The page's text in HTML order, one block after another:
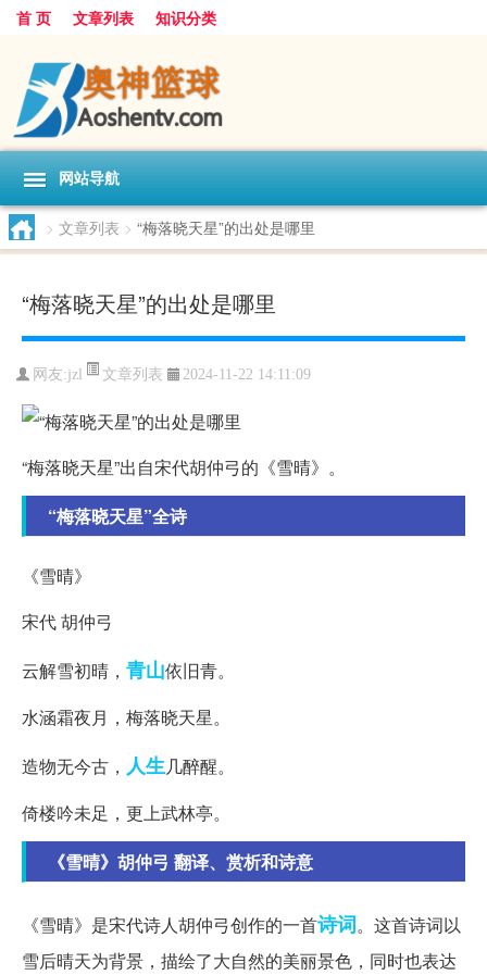
首 页 文章列表 知识分类
网站导航
> 文章列表 > “梅落晓天星”的出处是哪里
“梅落晓天星”的出处是哪里
网友:jzl 文章列表 2024-11-22 14:11:09
“梅落晓天星”出自宋代胡仲弓的《雪晴》。
“梅落晓天星”全诗
《雪晴》
宋代 胡仲弓
云解雪初晴， 青山依旧青。
水涵霜夜月，梅落晓天星。
造物无今古， 人生几醉醒。
倚楼吟未足，更上武林亭。
《雪晴》胡仲弓 翻译、赏析和诗意
《雪晴》是宋代诗人胡仲弓创作的一首诗词。这首诗词以
雪后晴天为背景，描绘了大自然的美丽景色，同时也表达